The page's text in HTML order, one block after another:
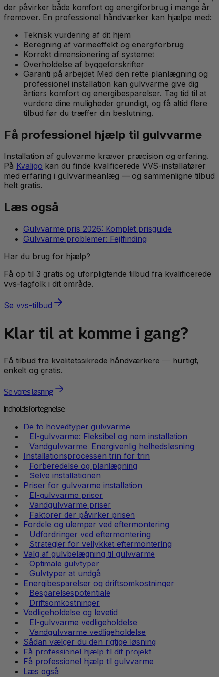
der påvirker både komfort og energiforbrug i mange år
fremover. En professionel håndværker kan hjælpe med:
Teknisk vurdering af dit hjem
Beregning af varmeeffekt og energiforbrug
Korrekt dimensionering af systemet
Overholdelse af byggeforskrifter
Garanti på arbejdet Med den rette planlægning og
professionel installation kan gulvvarme give dig
årtiers komfort og energibesparelser. Tag tid til at
vurdere dine muligheder grundigt, og få altid flere
tilbud før du træffer din beslutning.
Få professionel hjælp til gulvvarme
Installation af gulvvarme kræver præcision og erfaring.
På Kvaligo kan du finde kvalificerede VVS-installatører
med erfaring i gulvvarmeanlæg — og sammenligne tilbud
helt gratis.
Læs også
Gulvvarme pris 2026: Komplet prisguide
Gulvvarme problemer: Fejlfinding
Har du brug for hjælp?
Få op til 3 gratis og uforpligtende tilbud fra kvalificerede
vvs-fagfolk i dit område.
Se vvs-tilbud
Klar til at komme i gang?
Få tilbud fra kvalitetssikrede håndværkere — hurtigt,
enkelt og gratis.
Se vores løsning
Indholdsfortegnelse
De to hovedtyper gulvvarme
El-gulvvarme: Fleksibel og nem installation
Vandgulvvarme: Energivenlig helhedsløsning
Installationsprocessen trin for trin
Forberedelse og planlægning
Selve installationen
Priser for gulvvarme installation
El-gulvvarme priser
Vandgulvvarme priser
Faktorer der påvirker prisen
Fordele og ulemper ved eftermontering
Udfordringer ved eftermontering
Strategier for vellykket eftermontering
Valg af gulvbelægning til gulvvarme
Optimale gulvtyper
Gulvtyper at undgå
Energibesparelser og driftsomkostninger
Besparelsespotentiale
Driftsomkostninger
Vedligeholdelse og levetid
El-gulvvarme vedligeholdelse
Vandgulvvarme vedligeholdelse
Sådan vælger du den rigtige løsning
Få professionel hjælp til dit projekt
Få professionel hjælp til gulvvarme
Læs også